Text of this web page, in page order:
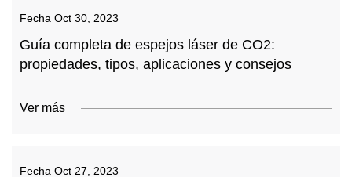
Fecha Oct 30, 2023
Guía completa de espejos láser de CO2:
propiedades, tipos, aplicaciones y consejos
Ver más
Fecha Oct 27, 2023